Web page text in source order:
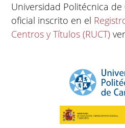
Universidad Politécnica
oficial inscrito en el
Centros y Títulos (RUCT)